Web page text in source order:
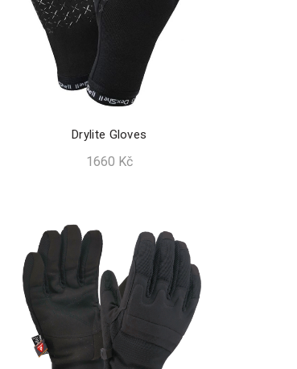
Drylite Gloves
1660 Kč